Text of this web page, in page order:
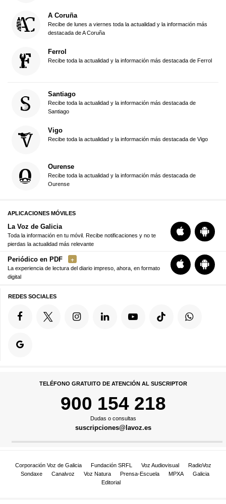
A Coruña
Recibe de lunes a viernes toda la actualidad y la información más
destacada de A Coruña
Ferrol
Recibe toda la actualidad y la información más destacada de Ferrol
Santiago
Recibe toda la actualidad y la información más destacada de
Santiago
Vigo
Recibe toda la actualidad y la información más destacada de Vigo
Ourense
Recibe toda la actualidad y la información más destacada de
Ourense
APLICACIONES MÓVILES
La Voz de Galicia
Toda la información en tu móvil. Recibe notificaciones y no te
pierdas la actualidad más relevante
Periódico en PDF
La experiencia de lectura del diario impreso, ahora, en formato
digital
REDES SOCIALES
TELÉFONO GRATUITO DE ATENCIÓN AL SUSCRIPTOR
900 154 218
Dudas o consultas
suscripciones@lavoz.es
Corporación Voz de Galicia Fundación SRFL Voz Audiovisual
RadioVoz
Sondaxe
Canalvoz Voz Natura Prensa-Escuela MPXA
Galicia
Editorial